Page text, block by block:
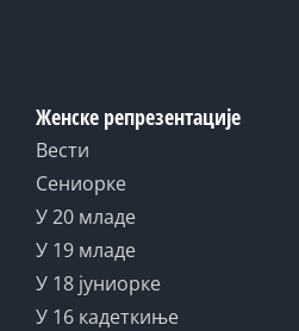
Женске репрезентације
Вести
Сениорке
У 20 младе
У 19 младе
У 18 јуниорке
У 16 кадеткиње